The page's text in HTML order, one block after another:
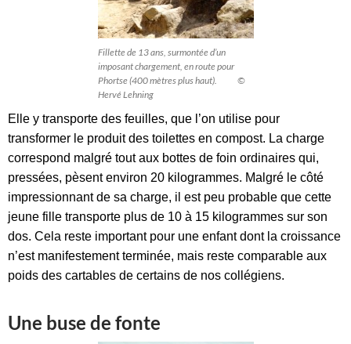
Fillette de 13 ans, surmontée d’un
imposant chargement, en route pour
Phortse (400 mètres plus haut). ©
Hervé Lehning
Elle y transporte des feuilles, que l’on utilise pour
transformer le produit des toilettes en compost. La charge
correspond malgré tout aux bottes de foin ordinaires qui,
pressées, pèsent environ 20 kilogrammes. Malgré le côté
impressionnant de sa charge, il est peu probable que cette
jeune fille transporte plus de 10 à 15 kilogrammes sur son
dos. Cela reste important pour une enfant dont la croissance
n’est manifestement terminée, mais reste comparable aux
poids des cartables de certains de nos collégiens.
Une buse de fonte